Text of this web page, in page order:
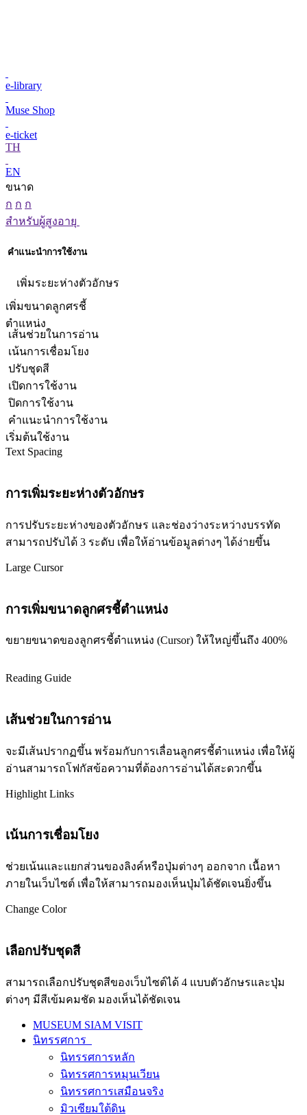
e-library
Muse Shop
e-ticket
TH
EN
ขนาด
ก ก ก
สำหรับผู้สูงอายุ
คำแนะนำการใช้งาน
เพิ่มระยะห่างตัวอักษร
เพิ่มขนาดลูกศรชี้
ตำแหน่ง
เส้นช่วยในการอ่าน
เน้นการเชื่อมโยง
ปรับชุดสี
เปิดการใช้งาน
ปิดการใช้งาน
คำแนะนำการใช้งาน
เริ่มต้นใช้งาน
Text Spacing
การเพิ่มระยะห่างตัวอักษร
การปรับระยะห่างของตัวอักษร และช่องว่างระหว่างบรรทัด
สามารถปรับได้ 3 ระดับ เพื่อให้อ่านข้อมูลต่างๆ ได้ง่ายขึ้น
Large Cursor
การเพิ่มขนาดลูกศรชี้ตำแหน่ง
ขยายขนาดของลูกศรชี้ตำแหน่ง (Cursor) ให้ใหญ่ขึ้นถึง 400%
Reading Guide
เส้นช่วยในการอ่าน
จะมีเส้นปรากฏขึ้น พร้อมกับการเลื่อนลูกศรชี้ตำแหน่ง เพื่อให้ผู้
อ่านสามารถโฟกัสข้อความที่ต้องการอ่านได้สะดวกขึ้น
Highlight Links
เน้นการเชื่อมโยง
ช่วยเน้นและแยกส่วนของลิงค์หรือปุ่มต่างๆ ออกจาก เนื้อหา
ภายในเว็บไซต์ เพื่อให้สามารถมองเห็นปุ่มได้ชัดเจนยิ่งขึ้น
Change Color
เลือกปรับชุดสี
สามารถเลือกปรับชุดสีของเว็บไซต์ได้ 4 แบบตัวอักษรและปุ่ม
ต่างๆ มีสีเข้มคมชัด มองเห็นได้ชัดเจน
MUSEUM SIAM VISIT
นิทรรศการ
นิทรรศการหลัก
นิทรรศการหมุนเวียน
นิทรรศการเสมือนจริง
มิวเซียมใต้ดิน